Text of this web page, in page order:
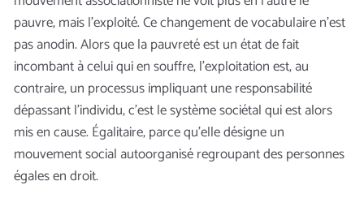
pauvre, mais l’exploité. Ce changement de vocabulaire n’est
pas anodin. Alors que la pauvreté est un état de fait
incombant à celui qui en souffre, l’exploitation est, au
contraire, un processus impliquant une responsabilité
dépassant l’individu, c’est le système sociétal qui est alors
mis en cause. Égalitaire, parce qu’elle désigne un
mouvement social autoorganisé regroupant des personnes
égales en droit.